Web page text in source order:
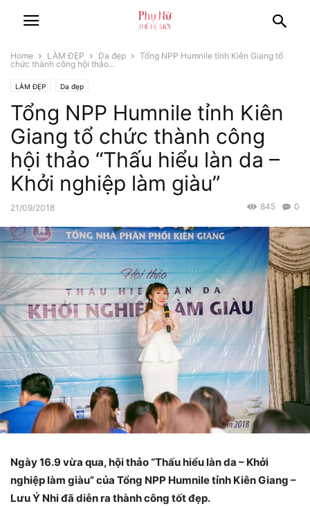
Home LÀM ĐẸP Da đẹp
Tổng NPP Humnile tỉnh Kiên Giang tổ
chức thành công hội thảo...
LÀM ĐẸP Da đẹp
Tổng NPP Humnile tỉnh Kiên
Giang tổ chức thành công
hội thảo “Thấu hiểu làn da –
Khởi nghiệp làm giàu”
21/09/2018 0
845
Ngày 16.9 vừa qua, hội thảo “Thấu hiểu làn da – Khởi
nghiệp làm giàu” của Tổng NPP Humnile tỉnh Kiên Giang –
Lưu Ý Nhi đã diễn ra thành công tốt đẹp.